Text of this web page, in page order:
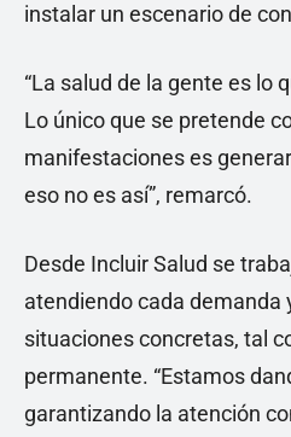
instalar un escenario de
“La salud de la gente es lo
Lo único que se pretende
manifestaciones es
eso no es así”, remarcó.
Desde Incluir Salud se
atendiendo cada demanda
situaciones concretas, tal
permanente. “Estamos
garantizando la atención